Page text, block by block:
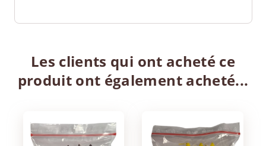
Les clients qui ont acheté ce
produit ont également acheté...